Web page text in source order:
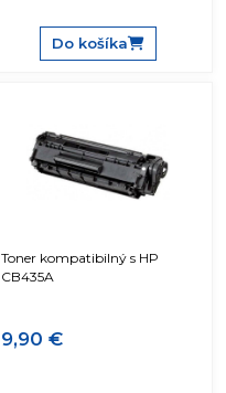
Do košíka
Toner kompatibilný s HP
CB435A
9,90 €